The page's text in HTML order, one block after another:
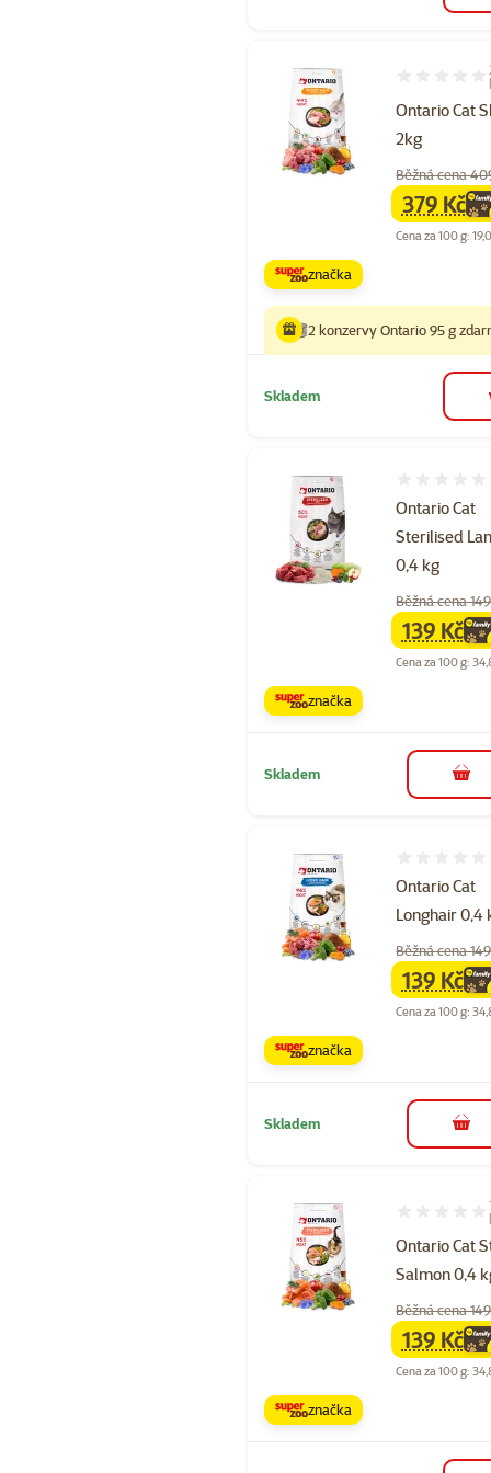
Ontario Cat
2kg
Hodnocení
Běžná cena
family
379 Kč
Cena za 100 g:
značka
2 konzervy Ontario 95 g
Skladem
Ontario Cat
Sterilised
0,4 kg
Běžná cena
family
139 Kč
Cena za 100 g:
značka
Skladem do
Ontario Cat
Longhair 0,4
Běžná cena
family
139 Kč
Cena za 100 g:
značka
Skladem do
Ontario Cat
Salmon 0,4
Hodnocení
Běžná cena
family
139 Kč
Cena za 100 g:
značka